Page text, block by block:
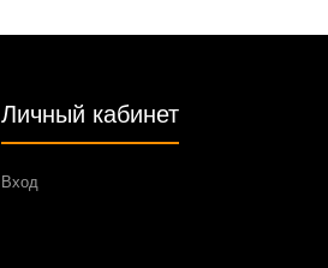
Личный кабинет
Вход